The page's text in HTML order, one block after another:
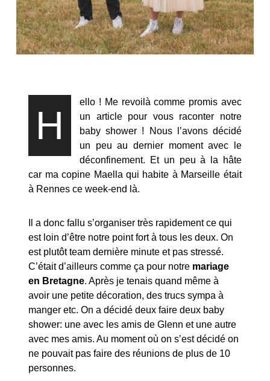
H
ello ! Me revoilà comme promis avec
un article pour vous raconter notre
baby shower ! Nous l’avons décidé
un peu au dernier moment avec le
déconfinement. Et un peu à la hâte
car ma copine Maella qui habite à Marseille était
à Rennes ce week-end là.
Il a donc fallu s’organiser très rapidement ce qui
est loin d’être notre point fort à tous les deux. On
est plutôt team dernière minute et pas stressé.
C’était d’ailleurs comme ça pour notre mariage
en Bretagne. Après je tenais quand même à
avoir une petite décoration, des trucs sympa à
manger etc. On a décidé deux faire deux baby
shower: une avec les amis de Glenn et une autre
avec mes amis. Au moment où on s’est décidé on
ne pouvait pas faire des réunions de plus de 10
personnes.